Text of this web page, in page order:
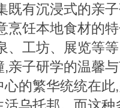
既有沉浸式的亲
烹饪本地食材的
、工坊、展览等
,亲子研学的温馨
的繁华统统在